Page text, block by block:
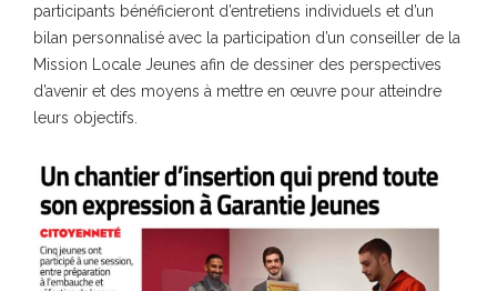
participants bénéficieront d’entretiens individuels et d’un
bilan personnalisé avec la participation d’un conseiller de la
Mission Locale Jeunes afin de dessiner des perspectives
d’avenir et des moyens à mettre en œuvre pour atteindre
leurs objectifs.